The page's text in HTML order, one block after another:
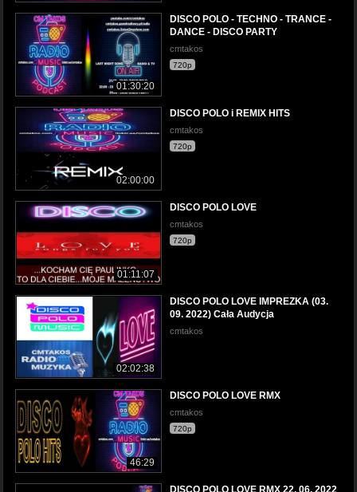
01:30:20
DISCO POLO - TECHNO - TRANCE -
DANCE - DISCO PARTY
cmtakos
720p
02:00:00
DISCO POLO i REMIX HITS
cmtakos
720p
01:11:07
DISCO POLO LOVE
cmtakos
720p
02:02:38
DISCO POLO LOVE IMPREZKA (03.
09. 2022) Cała Audycja
cmtakos
46:29
DISCO POLO LOVE RMX
cmtakos
720p